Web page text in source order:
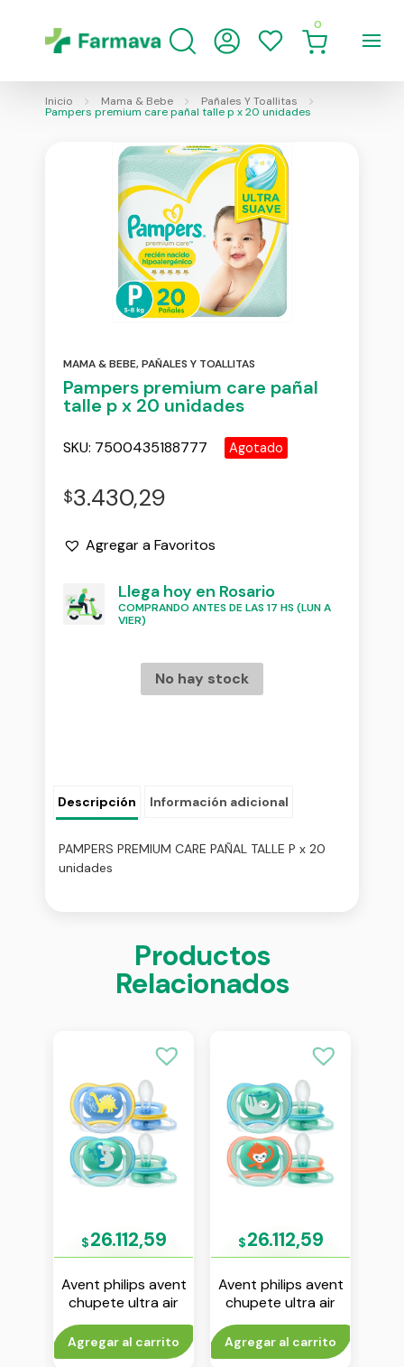
0
Inicio Mama & Bebe Pañales Y Toallitas
Pampers premium care pañal talle p x 20 unidades
MAMA & BEBE,PAÑALES Y TOALLITAS
Pampers premium care pañal
talle p x 20 unidades
SKU: 7500435188777 Agotado
$3.430,29
Agregar a Favoritos
Llega hoy en Rosario
COMPRANDO ANTES DE LAS 17 HS (LUN A
VIER)
No hay stock
Descripción Información adicional
PAMPERS PREMIUM CARE PAÑAL TALLE P x 20
unidades
Productos
Relacionados
$26.112,59
Avent philips avent
chupete ultra air
18m+ nene env x 2
Agregar al carrito
$26.112,59
Avent philips avent
chupete ultra air
deco 18m+ unisex
env x 2
Agregar al carrito